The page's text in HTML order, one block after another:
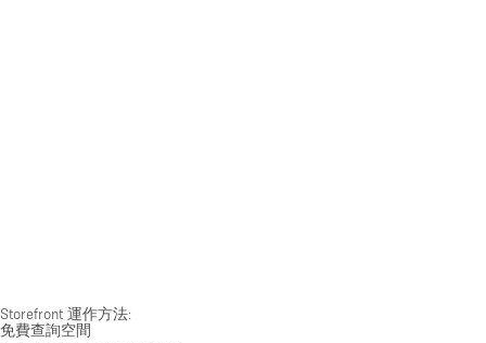
Storefront 運作方法:
免費查詢空間